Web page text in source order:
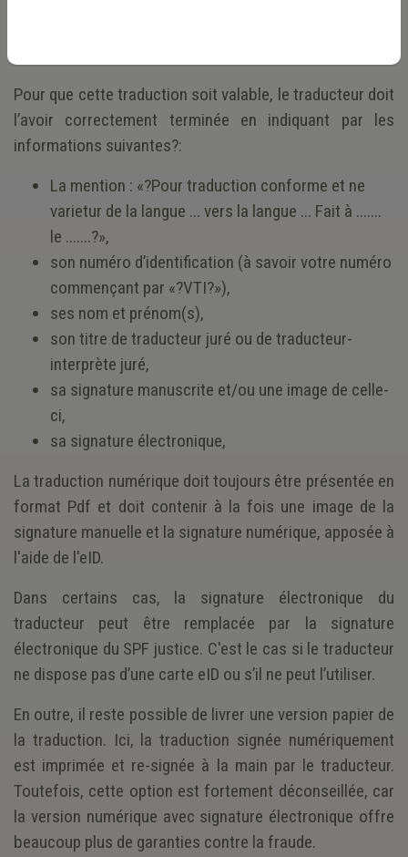
Pour que cette traduction soit valable, le traducteur doit
l’avoir correctement terminée en indiquant par les
informations suivantes?:
La mention : «?Pour traduction conforme et ne
varietur de la langue ... vers la langue ... Fait à .......
le .......?»,
son numéro d’identification (à savoir votre numéro
commençant par «?VTI?»),
ses nom et prénom(s),
son titre de traducteur juré ou de traducteur-
interprète juré,
sa signature manuscrite et/ou une image de celle-
ci,
sa signature électronique,
La traduction numérique doit toujours être présentée en
format Pdf et doit contenir à la fois une image de la
signature manuelle et la signature numérique, apposée à
l'aide de l'eID.
Dans certains cas, la signature électronique du
traducteur peut être remplacée par la signature
électronique du SPF justice. C'est le cas si le traducteur
ne dispose pas d’une carte eID ou s’il ne peut l’utiliser.
En outre, il reste possible de livrer une version papier de
la traduction. Ici, la traduction signée numériquement
est imprimée et re-signée à la main par le traducteur.
Toutefois, cette option est fortement déconseillée, car
la version numérique avec signature électronique offre
beaucoup plus de garanties contre la fraude.